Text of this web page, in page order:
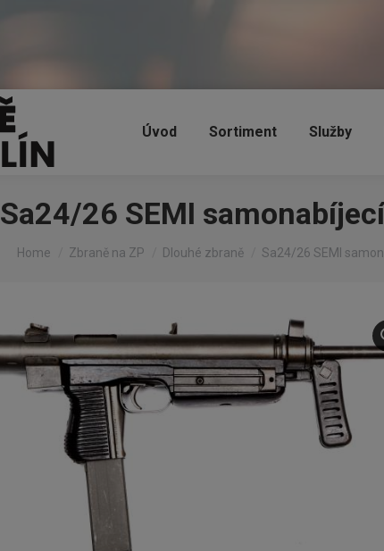
Úvod Sortiment Služby
Sa24/26 SEMI
You are here:
Home Zbraně na ZP Dlouhé zbraně Sa24/26 SEMI